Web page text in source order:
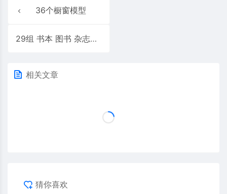
36个橱窗模型
29组 书本 图书 杂志报纸 阅读书籍
相关文章
猜你喜欢